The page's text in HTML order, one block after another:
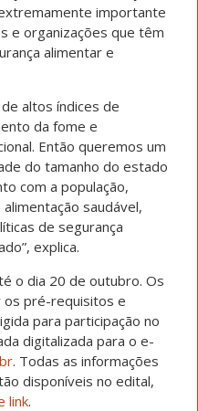
importante
e organizações que têm
alimentar e
altos índices de
da fome e
Então queremos um
do tamanho do estado
com a população,
saudável,
de segurança
explica.
o dia 20 de outubro. Os
pré-requisitos e
para participação no
digitalizada para o e-
. Todas as informações
disponíveis no edital,
link.